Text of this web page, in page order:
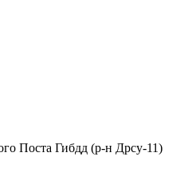
Поста Гибдд (р-н Дрсу-11)